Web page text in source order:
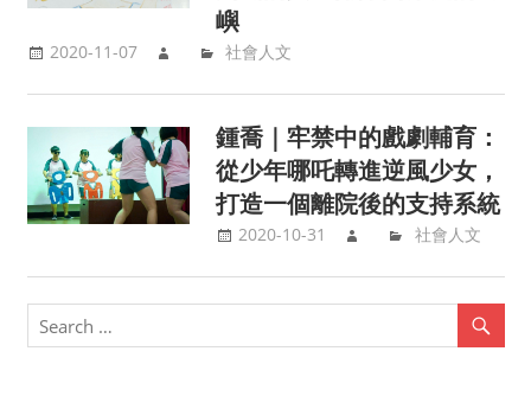
嶼
2020-11-07 社會人文
鍾喬｜牢禁中的戲劇輔育：
從少年哪吒轉進逆風少女，
打造一個離院後的支持系統
2020-10-31 社會人文